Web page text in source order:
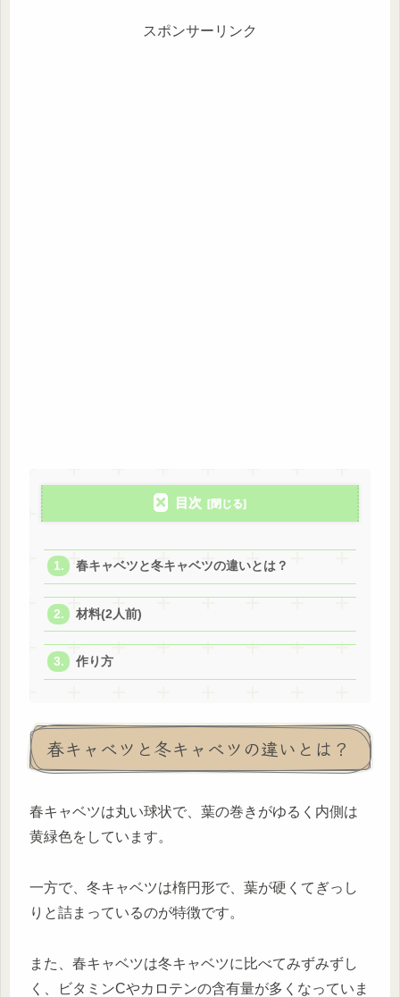
スポンサーリンク
目次
春キャベツと冬キャベツの違いとは？
材料(2人前)
作り方
春キャベツと冬キャベツの違いとは？
春キャベツは丸い球状で、葉の巻きがゆるく内側は
黄緑色をしています。
一方で、冬キャベツは楕円形で、葉が硬くてぎっし
りと詰まっているのが特徴です。
また、春キャベツは冬キャベツに比べてみずみずし
く、ビタミンCやカロテンの含有量が多くなっていま